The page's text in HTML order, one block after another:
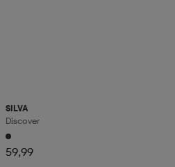
SILVA
Discover
59,99